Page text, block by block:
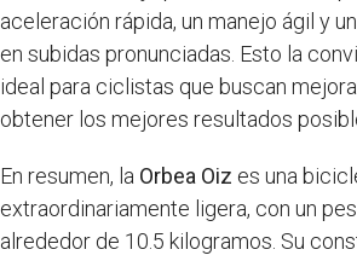
aceleración rápida, un manejo ágil y
en subidas pronunciadas. Esto la
ideal para ciclistas que buscan
obtener los mejores resultados
En resumen, la Orbea Oiz es una
extraordinariamente ligera, con un
alrededor de 10.5 kilogramos. Su